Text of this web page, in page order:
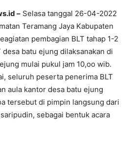
– Selasa tanggal 26-04-2022
Teramang Jaya Kabupaten
pembagian BLT tahap 1-2
desa batu ejung dilaksanakan di
mulai pukul jam 10,oo wib.
seluruh peserta penerima BLT
aula kantor desa batu ejung
tersebut di pimpin langsung dari
sebagai bentuk acara